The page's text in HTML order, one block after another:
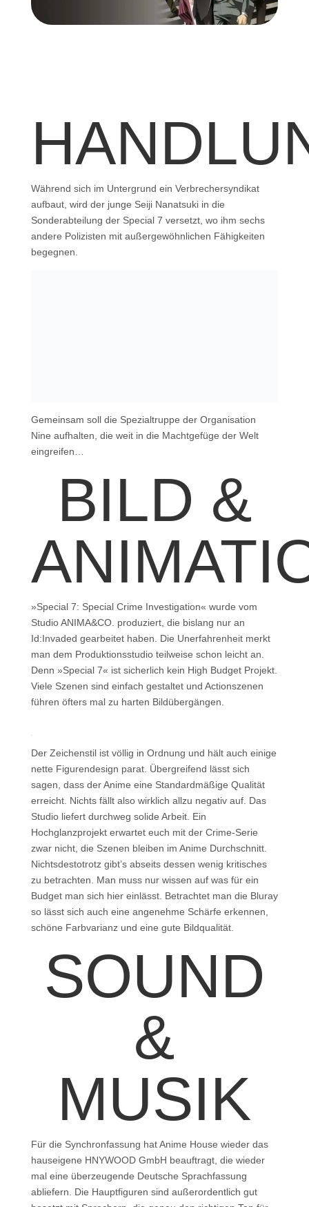
Während sich im Untergrund ein Verbrechersyndikat
aufbaut, wird der junge Seiji Nanatsuki in die
Sonderabteilung der Special 7 versetzt, wo ihm sechs
andere Polizisten mit außergewöhnlichen Fähigkeiten
begegnen.
Gemeinsam soll die Spezialtruppe der Organisation
Nine aufhalten, die weit in die Machtgefüge der Welt
eingreifen…
BILD &
»Special 7: Special Crime Investigation« wurde vom
Studio ANIMA&CO. produziert, die bislang nur an
Id:Invaded gearbeitet haben. Die Unerfahrenheit merkt
man dem Produktionsstudio teilweise schon leicht an.
Denn »Special 7« ist sicherlich kein High Budget Projekt.
Viele Szenen sind einfach gestaltet und Actionszenen
führen öfters mal zu harten Bildübergängen.
Der Zeichenstil ist völlig in Ordnung und hält auch einige
nette Figurendesign parat. Übergreifend lässt sich
sagen, dass der Anime eine Standardmäßige Qualität
erreicht. Nichts fällt also wirklich allzu negativ auf. Das
Studio liefert durchweg solide Arbeit. Ein
Hochglanzprojekt erwartet euch mit der Crime-Serie
zwar nicht, die Szenen bleiben im Anime Durchschnitt.
Nichtsdestotrotz gibt’s abseits dessen wenig kritisches
zu betrachten. Man muss nur wissen auf was für ein
Budget man sich hier einlässt. Betrachtet man die Bluray
so lässt sich auch eine angenehme Schärfe erkennen,
schöne Farbvarianz und eine gute Bildqualität.
SOUND
&
MUSIK
Für die Synchronfassung hat Anime House wieder das
hauseigene HNYWOOD GmbH beauftragt, die wieder
mal eine überzeugende Deutsche Sprachfassung
abliefern. Die Hauptfiguren sind außerordentlich gut